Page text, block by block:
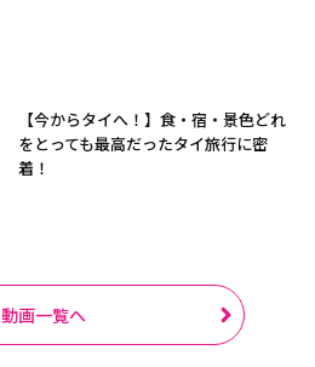
【今からタイへ！】食・宿・景色どれ
をとっても最高だったタイ旅行に密
着！
動画一覧へ